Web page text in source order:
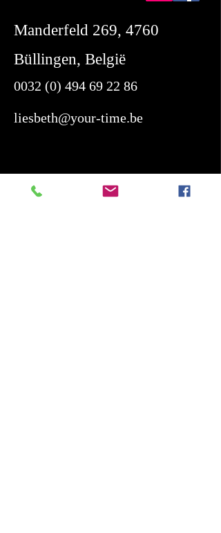
0032 (0) 494 69 22 86
liesbeth@your-time.be
Telefonisch erreichbar
Manderfeld 269, 4760
Büllingen, België